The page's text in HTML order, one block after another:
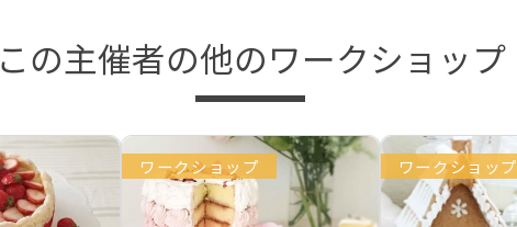
この主催者の他のワークショップ
ワークショップ ワークショップ